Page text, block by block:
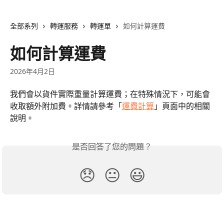
全部系列 轉運服務 轉運單 如何計算運費
如何計算運費
2026年4月2日
我們會以貨件實際重量計算運費；在特殊情況下，可能會
收取額外附加費。詳情請參考「運費計算」頁面中的相關
說明。
是否回答了您的問題？
😞 😐 😃